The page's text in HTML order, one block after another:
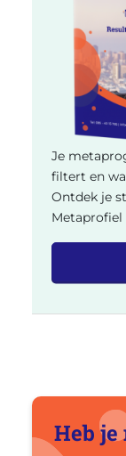
Je
filtert en
Ontdek je
Metaprofiel
Heb je